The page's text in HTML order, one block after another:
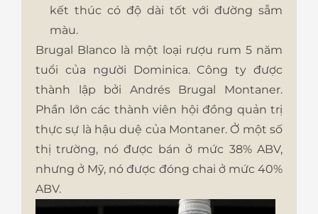
kết thúc có độ dài tốt với đường sẫm
màu.
Brugal Blanco là một loại rượu rum 5 năm
tuổi của người Dominica. Công ty được
thành lập bởi Andrés Brugal Montaner.
Phần lớn các thành viên hội đồng quản trị
thực sự là hậu duệ của Montaner. Ở một số
thị trường, nó được bán ở mức 38% ABV,
nhưng ở Mỹ, nó được đóng chai ở mức 40%
ABV.